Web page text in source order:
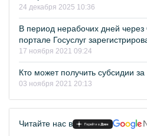
24 декабря 2025 10:36
В период нерабочих дней
портале Госуслуг
17 ноября 2021 09:24
Кто может получить субсидии
03 ноября 2021 20:13
Читайте нас в